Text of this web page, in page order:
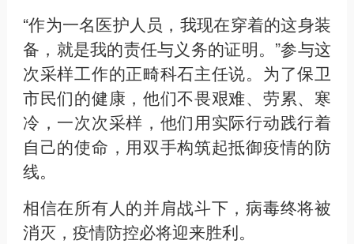
“作为一名医护人员，我现在穿着的这身装
备，就是我的责任与义务的证明。”参与这
次采样工作的正畸科石主任说。为了保卫
市民们的健康，他们不畏艰难、劳累、寒
冷，一次次采样，他们用实际行动践行着
自己的使命，用双手构筑起抵御疫情的防
线。
相信在所有人的并肩战斗下，病毒终将被
消灭，疫情防控必将迎来胜利。